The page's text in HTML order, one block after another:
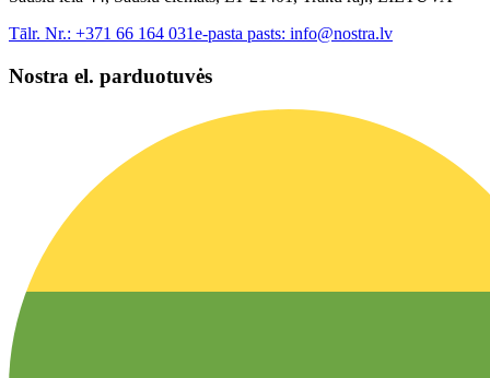
Tālr. Nr.: +371 66 164 031e-pasta pasts: info@nostra.lv
Nostra el. parduotuvės